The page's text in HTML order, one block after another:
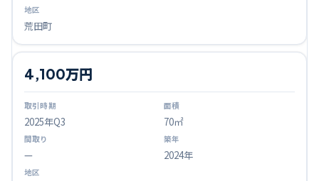
荒田町
2025年Q3
4,100万円
70㎡
— 2024年